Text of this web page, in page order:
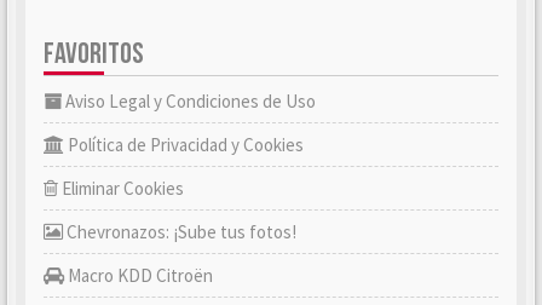
FAVORITOS
Aviso Legal y Condiciones de Uso
Política de Privacidad y Cookies
Eliminar Cookies
Chevronazos: ¡Sube tus fotos!
Macro KDD Citroën